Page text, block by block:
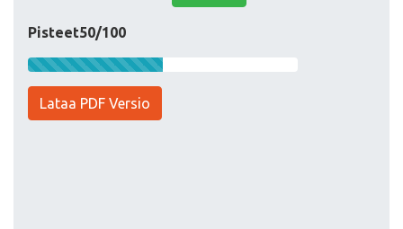
Pisteet50/100
Lataa PDF Versio